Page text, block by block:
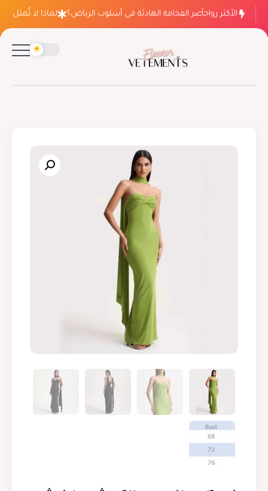
الأكثر رواجاً
لماذا ينتصر الفخامة الهادئة في أسلوب الرياض؟ لماذا لا تُمثل